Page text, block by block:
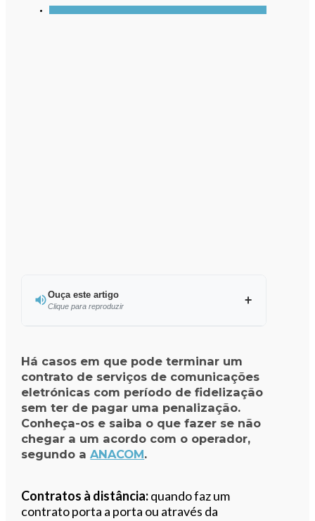
Ouça este artigo
Clique para reproduzir
Há casos em que pode terminar um
contrato de serviços de comunicações
eletrónicas com período de fidelização
sem ter de pagar uma penalização.
Conheça-os e saiba o que fazer se não
chegar a um acordo com o operador,
segundo aANACOM.
Contratos à distância:quando faz um
contrato porta a porta ou através da